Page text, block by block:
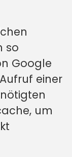
so
Google
einer
um